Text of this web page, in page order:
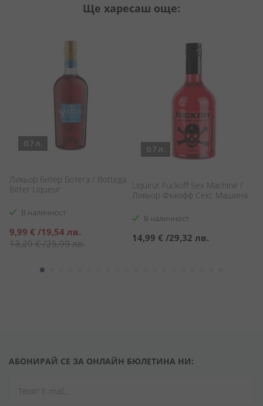
Ще харесаш още:
0.7 л.
Ликьор Битер Ботега / Bottega
Bitter Liqueur
В наличност
Специална
цена
9,99 € /19,54 лв.
13,29 €/25,99 лв.
0.7 л.
Liqueur Fuckoff Sex Machine /
Ликьор Фъкофф Секс Машина
В наличност
14,99 € /29,32 лв.
АБОНИРАЙ СЕ ЗА ОНЛАЙН БЮЛЕТИНА НИ: